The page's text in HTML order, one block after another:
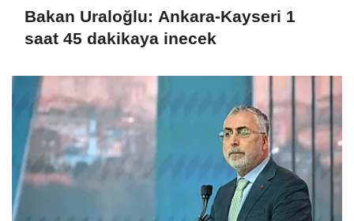
Bakan Uraloğlu: Ankara-Kayseri 1
saat 45 dakikaya inecek